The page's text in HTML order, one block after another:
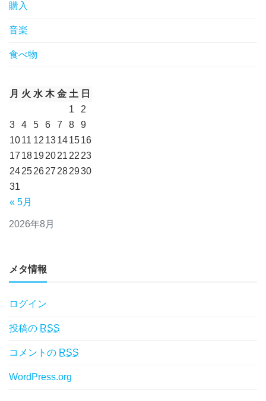
購入
音楽
食べ物
2026年8月
月 火 水 木 金 土 日
« 5月
1
2
3
4 5 6 7 8
9
1011 12 13141516
17 18192021 22 23
24252627 282930
31
メタ情報
ログイン
投稿の RSS
コメントの RSS
WordPress.org